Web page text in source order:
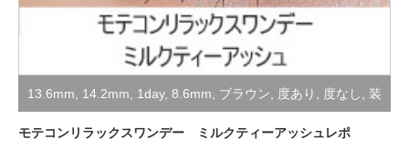
13.6mm 14.2mm 1day, 8.6mm ブラウン 度あり 度なし 装
着レポ
モテコンリラックスワンデー ミルクティーアッシュレポ